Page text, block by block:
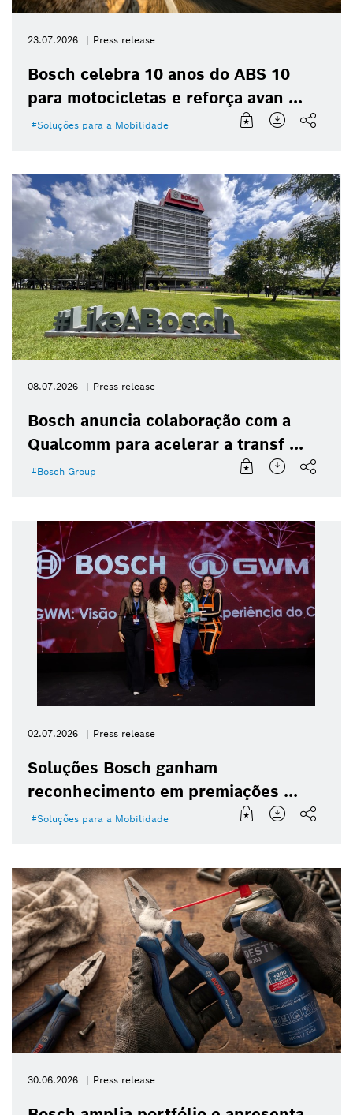
23.07.2026 Press release
Bosch celebra 10 anos do ABS 10
para motocicletas e reforça avan ...
Soluções para a Mobilidade
08.07.2026 Press release
Bosch anuncia colaboração com a
Qualcomm para acelerar a transf ...
Bosch Group
02.07.2026 Press release
Soluções Bosch ganham
reconhecimento em premiações ...
Soluções para a Mobilidade
30.06.2026 Press release